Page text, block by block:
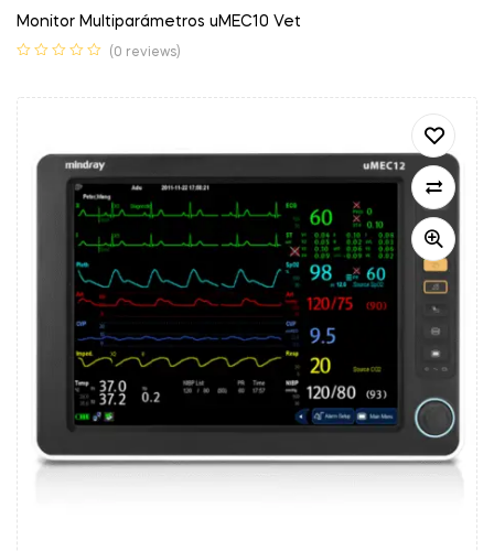
Monitor Multiparámetros uMEC10 Vet
(0 reviews)